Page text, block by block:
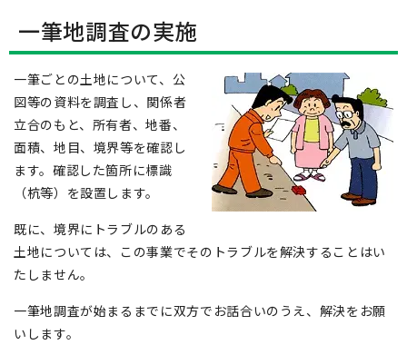
一筆地調査の実施
一筆ごとの土地について、公
図等の資料を調査し、関係者
立合のもと、所有者、地番、
面積、地目、境界等を確認し
ます。確認した箇所に標識
（杭等）を設置します。
既に、境界にトラブルのある
土地については、この事業でそのトラブルを解決することはい
たしません。
一筆地調査が始まるまでに双方でお話合いのうえ、解決をお願
いします。